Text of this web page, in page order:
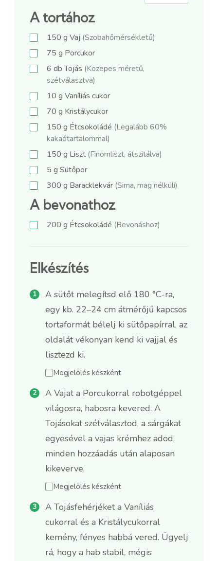
A tortához
150 g Vaj (Szobahőmérsékletű)
75 g Porcukor
6 dbTojás (Közepes méretű,
szétválasztva)
10 g Vaníliás cukor
70 g Kristálycukor
150 g Étcsokoládé (Legalább 60%
kakaótartalommal)
150 g Liszt (Finomliszt, átszitálva)
5 g Sütőpor
300 g Baracklekvár (Sima, mag nélküli)
A bevonathoz
200 g Étcsokoládé (Bevonáshoz)
Elkészítés
A sütőt melegítsd elő 180 °C-ra,
egy kb. 22–24 cm átmérőjű kapcsos
tortaformát bélelj ki sütőpapírral, az
oldalát vékonyan kend ki vajjal és
lisztezd ki.
Megjelölés készként
A Vajat a Porcukorral robotgéppel
világosra, habosra kevered. A
Tojásokat szétválasztod, a sárgákat
egyesével a vajas krémhez adod,
minden hozzáadás után alaposan
kikeverve.
Megjelölés készként
A Tojásfehérjéket a Vaníliás
cukorral és a Kristálycukorral
kemény, fényes habbá vered. Ügyelj
rá, hogy a hab stabil, mégis